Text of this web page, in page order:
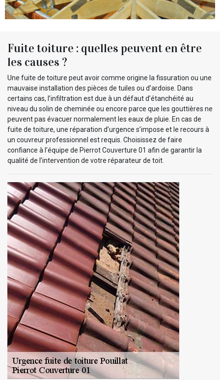
Fuite toiture : quelles peuvent en être
les causes ?
Une fuite de toiture peut avoir comme origine la fissuration ou une
mauvaise installation des pièces de tuiles ou d’ardoise. Dans
certains cas, l’infiltration est due à un défaut d’étanchéité au
niveau du solin de cheminée ou encore parce que les gouttières ne
peuvent pas évacuer normalement les eaux de pluie. En cas de
fuite de toiture, une réparation d’urgence s’impose et le recours à
un couvreur professionnel est requis. Choisissez de faire
confiance à l’équipe de Pierrot Couverture 01 afin de garantir la
qualité de l’intervention de votre réparateur de toit.